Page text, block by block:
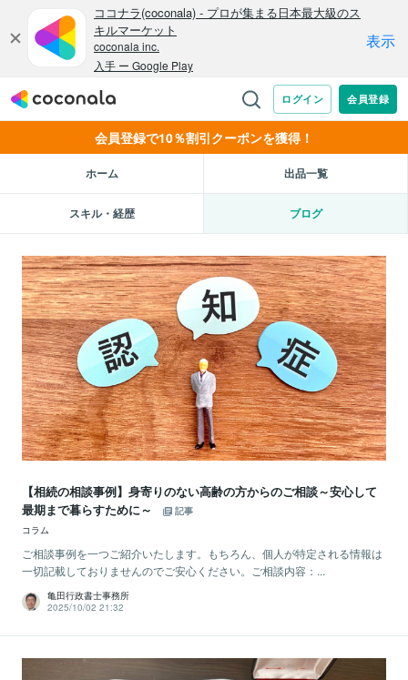
会員登録で10％割引クーポンを獲得！
ホーム 出品一覧
スキル・経歴 ブログ
【相続の相談事例】身寄りのない高齢の方からのご相談～安心して
最期まで暮らすために～
記事
コラム
ご相談事例を一つご紹介いたします。もちろん、個人が特定される情報は
一切記載しておりませんのでご安心ください。ご相談内容：...
亀田行政書士事務所
2025/10/02 21:32